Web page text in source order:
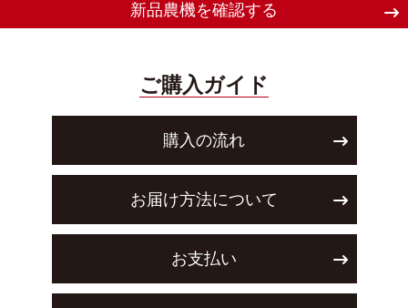
新品農機を確認する
ご購入ガイド
購入の流れ
お届け方法について
お支払い